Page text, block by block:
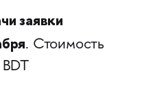
заявки
. Стоимость